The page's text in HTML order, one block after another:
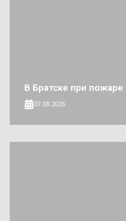
В Братске при
07.08.2026